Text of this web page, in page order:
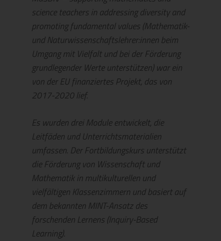
science teachers in addressing diversity and
promoting fundamental values (Mathematik-
und Naturwissenschaftslehrer:innen beim
Umgang mit Vielfalt und bei der Förderung
grundlegender Werte unterstützen) war ein
von der EU finanziertes Projekt, das von
2017-2020 lief.
Es wurden drei Module entwickelt, die
Leitfäden und Unterrichtsmaterialien
umfassen. Der Fortbildungskurs unterstützt
die Förderung von Wissenschaft und
Mathematik in multikulturellen und
vielfältigen Klassenzimmern und basiert auf
dem bekannten MINT-Ansatz des
forschenden Lernens (Inquiry-Based
Learning).